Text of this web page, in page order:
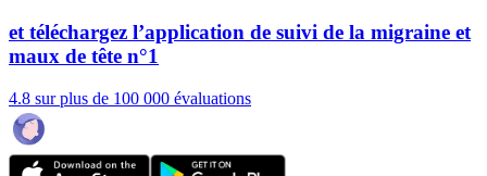
et téléchargez l’application de suivi de la migraine et
maux de tête n°1
4.8 sur plus de 100 000 évaluations